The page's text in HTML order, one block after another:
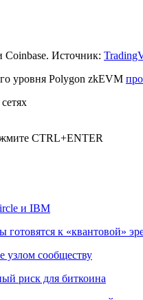
Источник:
уровня Polygon zkEVM
CTRL+ENTER
и IBM
к «квантовой»
узлом сообществу
риск для биткоина